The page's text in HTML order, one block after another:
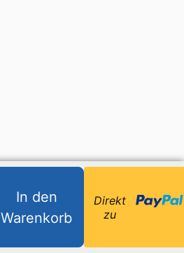
In den
Warenkorb
Direkt
zu